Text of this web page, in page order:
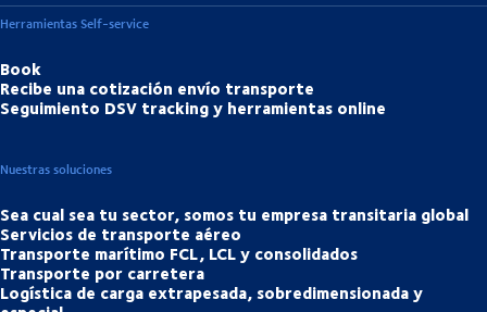
Herramientas Self-service
Book
Recibe una cotización envío transporte
Seguimiento DSV tracking y herramientas online
Nuestras soluciones
Sea cual sea tu sector, somos tu empresa transitaria global
Servicios de transporte aéreo
Transporte marítimo FCL, LCL y consolidados
Transporte por carretera
Logística de carga extrapesada, sobredimensionada y